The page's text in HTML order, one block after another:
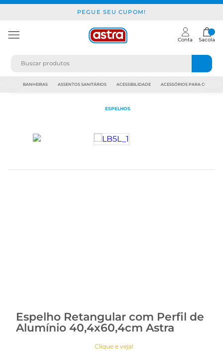
PEGUE SEU CUPOM!
Conta Sacola
BANHEIRAS ASSENTOS SANITÁRIOS ACESSIBILIDADE ACESSÓRIOS PARA
ESPELHOS
Espelho Retangular com Perfil de
Alumínio 40,4x60,4cm Astra
Clique e veja!